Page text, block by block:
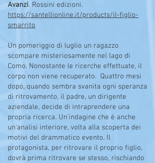
Avanzi. Rossini edizioni.
https://santellionline.it/products/il-figlio-
smarrito
Un pomeriggio di luglio un ragazzo
scompare misteriosamente nel lago di
Como. Nonostante le ricerche effettuate, il
corpo non viene recuperato. Quattro mesi
dopo, quando sembra svanita ogni speranza
di ritrovamento, il padre, un dirigente
aziendale, decide di intraprendere una
propria ricerca. Un'indagine che è anche
un'analisi interiore, volta alla scoperta dei
motivi del drammatico evento. Il
protagonista, per ritrovare il proprio figlio,
dovrà prima ritrovare se stesso, rischiando